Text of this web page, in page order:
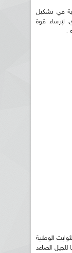
في تشكيل
لإرساء قوة
.
الوطنية
للجيل الصاعد